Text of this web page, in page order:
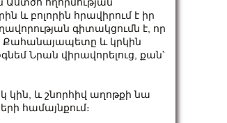
և բոլորին հրավիրում է իր
գիտակցումն է, որ
Քահանայապետը և կրկին
Նրան վիրավորելուց, քան՝
կին, և շնորհիվ աղոթքի նա
համայնքում։